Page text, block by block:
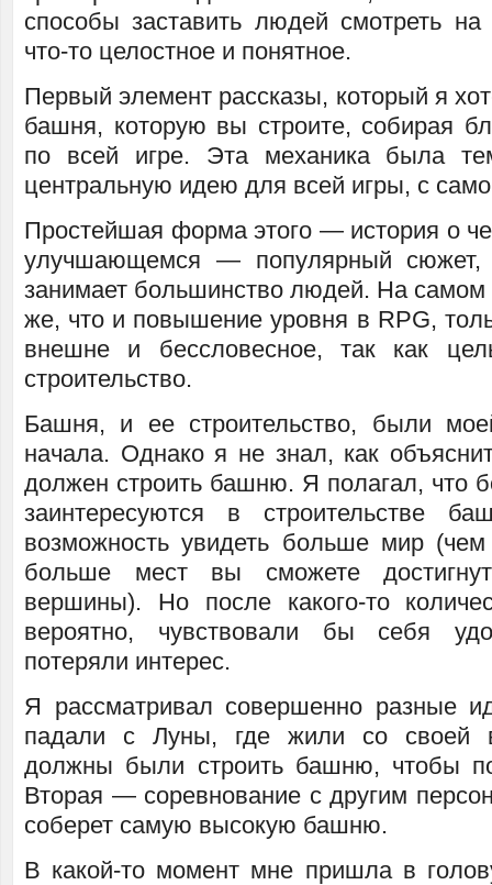
способы заставить людей смотреть
что-то целостное и понятное.
Первый элемент рассказы, который я
башня, которую вы строите, собирая
по всей игре. Эта механика была
центральную идею для всей игры, с
Простейшая форма этого — история о
улучшающемся — популярный сюжет,
занимает большинство людей. На самом
же, что и повышение уровня в RPG,
внешне и бессловесное, так как
строительство.
Башня, и ее строительство, были
начала. Однако я не знал, как
должен строить башню. Я полагал, что
заинтересуются в строительстве
возможность увидеть больше мир
больше мест вы сможете
вершины). Но после какого-то
вероятно, чувствовали бы себя
потеряли интерес.
Я рассматривал совершенно разные
падали с Луны, где жили со своей
должны были строить башню, чтобы
Вторая — соревнование с другим
соберет самую высокую башню.
В какой-то момент мне пришла в